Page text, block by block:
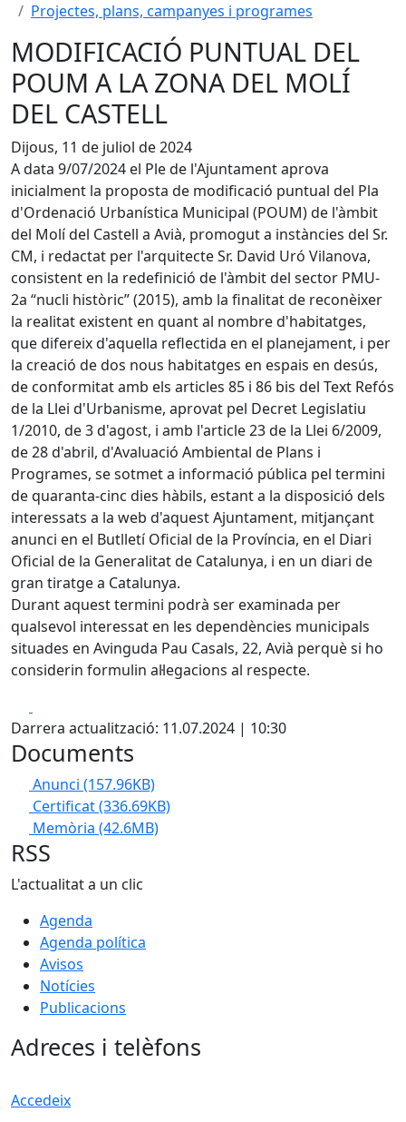
Projectes, plans, campanyes i programes
MODIFICACIÓ PUNTUAL DEL
POUM A LA ZONA DEL MOLÍ
DEL CASTELL
Dijous, 11 de juliol de 2024
A data 9/07/2024 el Ple de l'Ajuntament aprova
inicialment la proposta de modificació puntual del Pla
d'Ordenació Urbanística Municipal (POUM) de l'àmbit
del Molí del Castell a Avià, promogut a instàncies del Sr.
CM, i redactat per l'arquitecte Sr. David Uró Vilanova,
consistent en la redefinició de l'àmbit del sector PMU-
2a “nucli històric” (2015), amb la finalitat de reconèixer
la realitat existent en quant al nombre d'habitatges,
que difereix d'aquella reflectida en el planejament, i per
la creació de dos nous habitatges en espais en desús,
de conformitat amb els articles 85 i 86 bis del Text Refós
de la Llei d'Urbanisme, aprovat pel Decret Legislatiu
1/2010, de 3 d'agost, i amb l'article 23 de la Llei 6/2009,
de 28 d'abril, d'Avaluació Ambiental de Plans i
Programes, se sotmet a informació pública pel termini
de quaranta-cinc dies hàbils, estant a la disposició dels
interessats a la web d'aquest Ajuntament, mitjançant
anunci en el Butlletí Oficial de la Província, en el Diari
Oficial de la Generalitat de Catalunya, i en un diari de
gran tiratge a Catalunya.
Durant aquest termini podrà ser examinada per
qualsevol interessat en les dependències municipals
situades en Avinguda Pau Casals, 22, Avià perquè si ho
considerin formulin al·legacions al respecte.
Darrera actualització: 11.07.2024 | 10:30
Documents
Anunci (157.96KB)
Certificat(336.69KB)
Memòria (42.6MB)
RSS
L'actualitat a un clic
Agenda
Agenda política
Avisos
Notícies
Publicacions
Adreces i telèfons
Accedeix